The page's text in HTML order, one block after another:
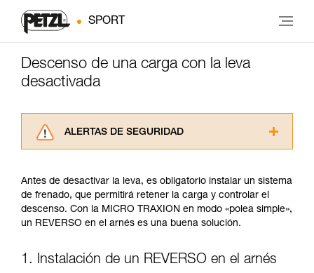
SPORT
Descenso de una carga con la leva
desactivada
ALERTAS DE SEGURIDAD
consultarlo. Usted debe comprender la
información de la ficha técnica para poder
comprender este complemento informativo.
Dominar estas técnicas requiere una formación
través de un profesional su capacidad para
Antes de desactivar la leva, es obligatorio instalar un sistema
de frenado, que permitirá retener la carga y controlar el
descenso. Con la MICRO TRAXION en modo «polea simple»,
un REVERSO en el arnés es una buena solución.
1. Instalación de un REVERSO en el arnés